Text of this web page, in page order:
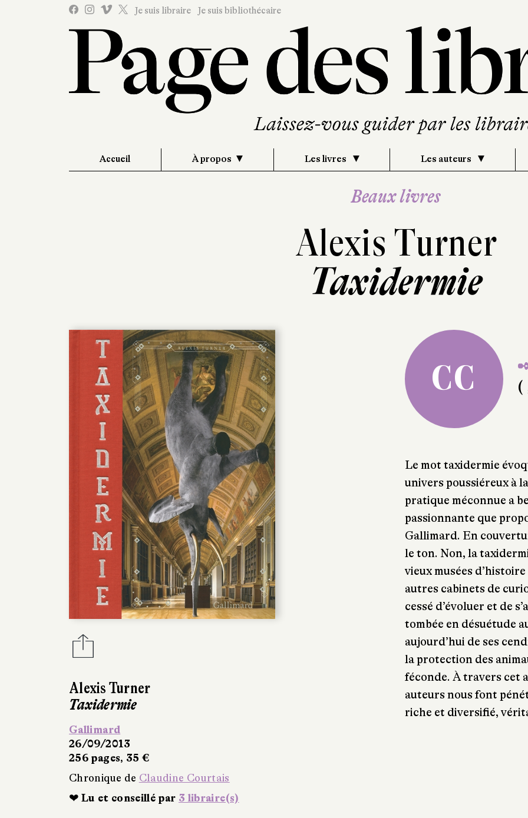
Je suis libraire Je suis bibliothécaire
Accueil À propos Les livres Les auteurs
Beaux livres
Alexis Turner
Taxidermie
Alexis Turner
Taxidermie
Gallimard
26/09/2013
256 pages, 35 €
Chronique de Claudine Courtais
❤ Lu et conseillé par 3 libraire(s)
CC
(
Le mot taxidermie
univers poussiéreux à
pratique méconnue a
passionnante que
Gallimard. En
le ton. Non, la
vieux musées
autres cabinets de
cessé d’évoluer et de
tombée en désuétude
aujourd’hui de ses
la protection des
féconde. À travers cet
auteurs nous font
riche et diversifié,